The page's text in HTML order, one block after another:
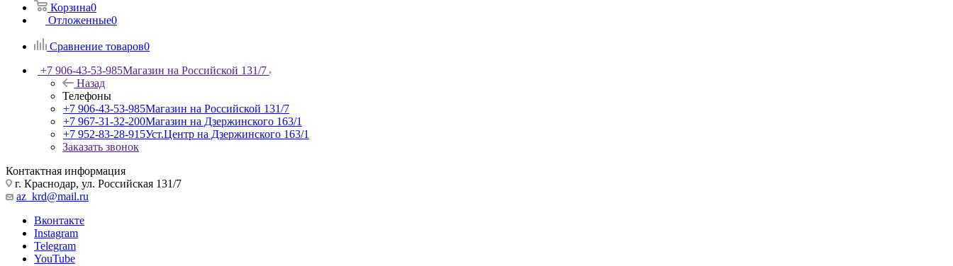
Корзина0
Отложенные0
Сравнение товаров0
+7 906-43-53-985Магазин на Российской 131/7
Назад
Телефоны
+7 906-43-53-985Магазин на Российской 131/7
+7 967-31-32-200Магазин на Дзержинского 163/1
+7 952-83-28-915Уст.Центр на Дзержинского 163/1
Заказать звонок
Контактная информация
г. Краснодар, ул. Российская 131/7
az_krd@mail.ru
Вконтакте
Instagram
Telegram
YouTube